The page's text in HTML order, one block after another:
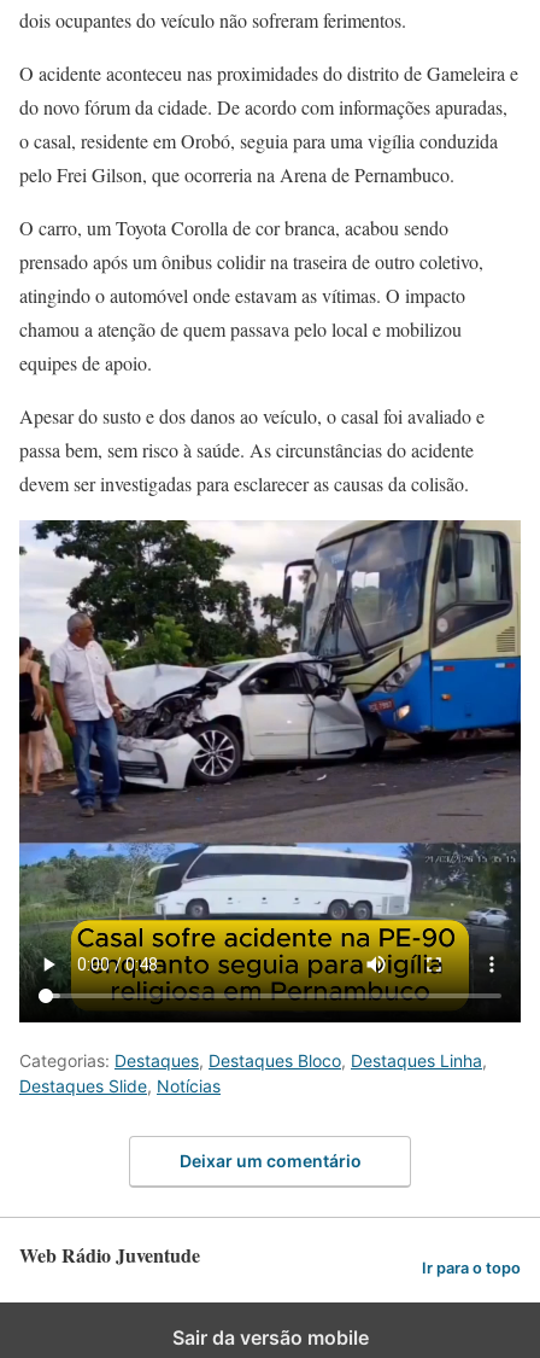
dois ocupantes do veículo não sofreram ferimentos.
O acidente aconteceu nas proximidades do distrito de Gameleira e
do novo fórum da cidade. De acordo com informações apuradas,
o casal, residente em Orobó, seguia para uma vigília conduzida
pelo Frei Gilson, que ocorreria na Arena de Pernambuco.
O carro, um Toyota Corolla de cor branca, acabou sendo
prensado após um ônibus colidir na traseira de outro coletivo,
atingindo o automóvel onde estavam as vítimas. O impacto
chamou a atenção de quem passava pelo local e mobilizou
equipes de apoio.
Apesar do susto e dos danos ao veículo, o casal foi avaliado e
passa bem, sem risco à saúde. As circunstâncias do acidente
devem ser investigadas para esclarecer as causas da colisão.
Categorias: Destaques, Destaques Bloco, Destaques Linha,
Destaques Slide, Notícias
Deixar um comentário
Web Rádio Juventude Ir para o topo
Sair da versão mobile